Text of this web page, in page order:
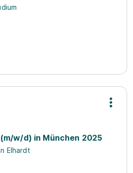
w/d) in München 2025
Elhardt